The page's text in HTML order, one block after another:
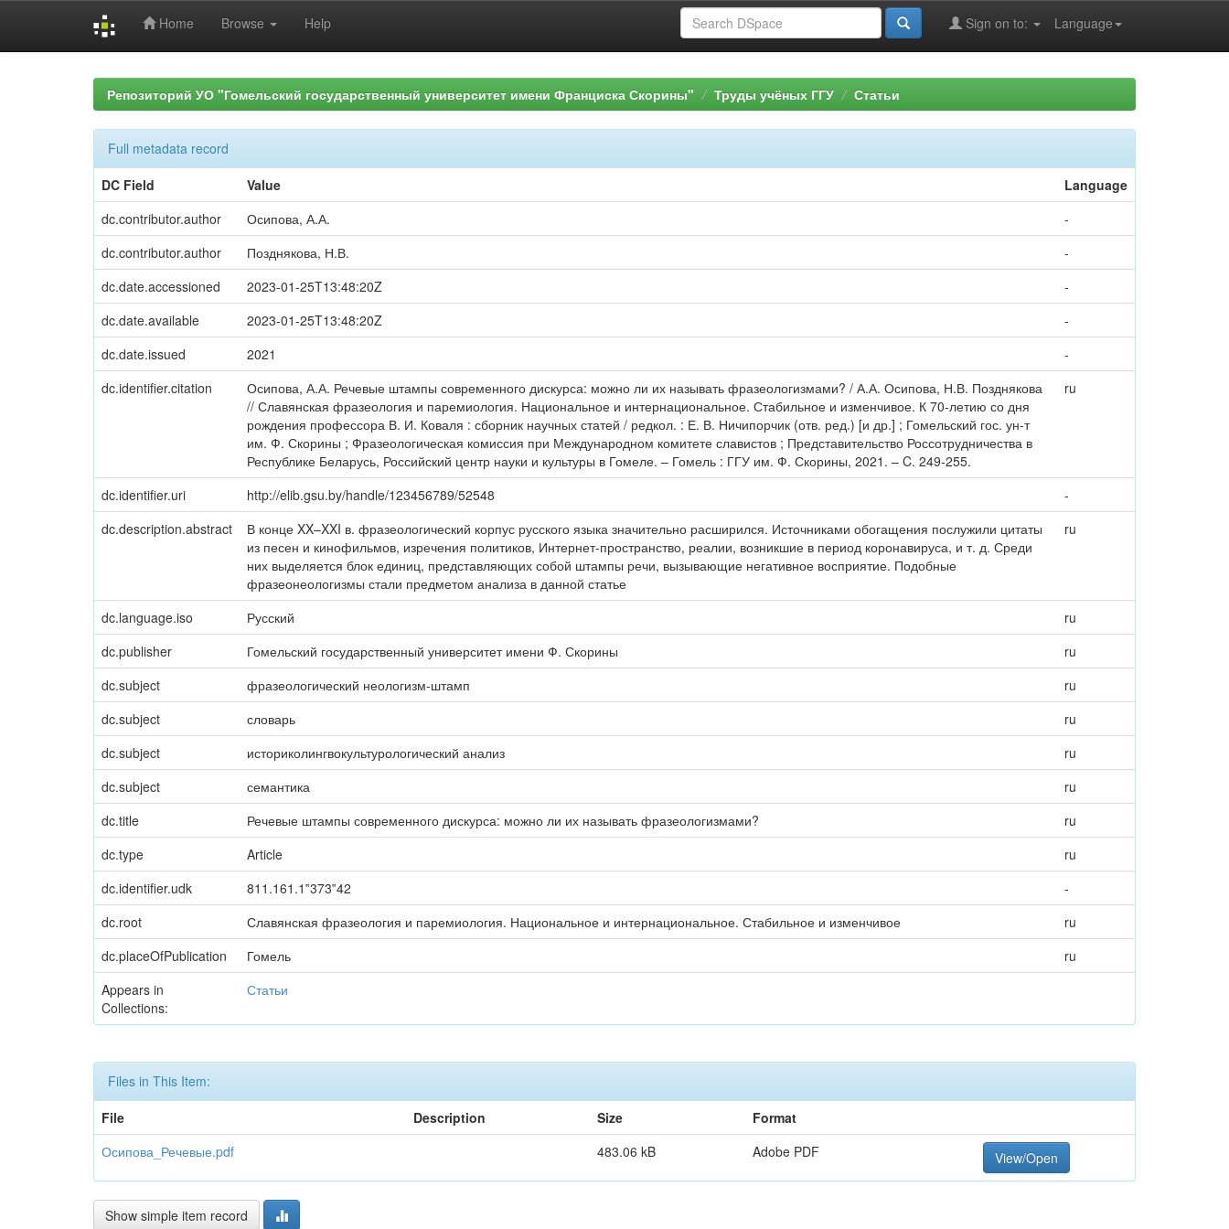
Home Browse Help Language
Sign on to:
Репозиторий УО "Гомельский государственный университет имени Франциска Скорины" Труды учёных ГГУ Статьи
Full metadata record
DC Field
Value
Language
dc.contributor.author
Осипова, А.А.
-
dc.contributor.author
Позднякова, Н.В.
-
dc.date.accessioned
2023-01-25T13:48:20Z
-
dc.date.available
2023-01-25T13:48:20Z
-
dc.date.issued
2021
-
dc.identifier.citation
Осипова, А.А. Речевые штампы современного дискурса: можно ли их называть фразеологизмами? / А.А. Осипова, Н.В. Позднякова
// Славянская фразеология и паремиология. Национальное и интернациональное. Стабильное и изменчивое. К 70-летию со дня
рождения профессора В. И. Коваля : сборник научных статей / редкол. : Е. В. Ничипорчик (отв. ред.) [и др.] ; Гомельский гос. ун-т
им. Ф. Скорины ; Фразеологическая комиссия при Международном комитете славистов ; Представительство Россотрудничества в
Республике Беларусь, Российский центр науки и культуры в Гомеле. – Гомель : ГГУ им. Ф. Скорины, 2021. – C. 249-255.
ru
dc.identifier.uri http://elib.gsu.by/handle/123456789/52548
-
dc.description.abstract
В конце XX–XXI в. фразеологический корпус русского языка значительно расширился. Источниками обогащения послужили цитаты
из песен и кинофильмов, изречения политиков, Интернет-пространство, реалии, возникшие в период коронавируса, и т. д. Среди
них выделяется блок единиц, представляющих собой штампы речи, вызывающие негативное восприятие. Подобные
фразеонеологизмы стали предметом анализа в данной статье
ru
dc.language.iso Русский
ru
dc.publisher
Гомельский государственный университет имени Ф. Скорины
ru
dc.subject
фразеологический неологизм-штамп
ru
dc.subject
словарь
ru
dc.subject
историколингвокультурологический анализ
ru
dc.subject
семантика
ru
dc.title
Речевые штампы современного дискурса: можно ли их называть фразеологизмами?
ru
dc.type
Article
ru
dc.identifier.udk
811.161.1‟373‟42
-
dc.root
Славянская фразеология и паремиология. Национальное и интернациональное. Стабильное и изменчивое
ru
dc.placeOfPublication
Гомель
ru
Appears in
Collections:
Статьи
Files in This Item:
File
Description Size
Format
Осипова_Речевые.pdf
483.06 kB Adobe PDF View/Open
Show simple item record